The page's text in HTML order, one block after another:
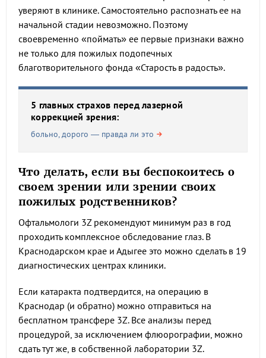
уверяют в клинике. Самостоятельно распознать ее на
начальной стадии невозможно. Поэтому
своевременно «поймать» ее первые признаки важно
не только для пожилых подопечных
благотворительного фонда «Старость в радость».
5 главных страхов перед лазерной
коррекцией зрения:
больно, дорого — правда ли это
Что делать, если вы беспокоитесь о
своем зрении или зрении своих
пожилых родственников?
Офтальмологи 3Z рекомендуют минимум раз в год
проходить комплексное обследование глаз. В
Краснодарском крае и Адыгее это можно сделать в 19
диагностических центрах клиники.
Если катаракта подтвердится, на операцию в
Краснодар (и обратно) можно отправиться на
бесплатном трансфере 3Z. Все анализы перед
процедурой, за исключением флюорографии, можно
сдать тут же, в собственной лаборатории 3Z.